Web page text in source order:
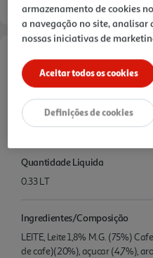
Informações de Marketing
Cafe Starbucks Ready To Drink
Características
Quantidade Liquida
0.33 LT
Ingredientes/Composição
LEITE, Leite 1,8% M.G. (75%)
de cafe)(20%), açucar (4,7%),
armazenamento de cookies
a navegação no site,
nossas iniciativas de
Aceitar todos os cookies
Definições de cookies